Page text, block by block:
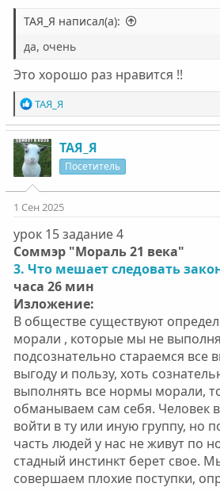
ТАЯ_Я написал(а):
да, очень
Это хорошо раз нравится !!
Р
е
а
к
ц
и
и
:
ТАЯ_Я
ТАЯ_Я
Посетитель
1 Сен 2025
урок 15 задание 4
Соммэр "Мораль 21 века"
3. Что мешает следовать
часа 26 мин
Изложение:
В обществе существуют
морали , которые мы не
подсознательно стараемся все
выгоду и пользу, хоть
выполнять все нормы морали,
обманываем сам себя. Человек
войти в ту или иную группу, но
часть людей у нас не живут по
стадный инстинкт берет свое.
совершаем плохие поступки,